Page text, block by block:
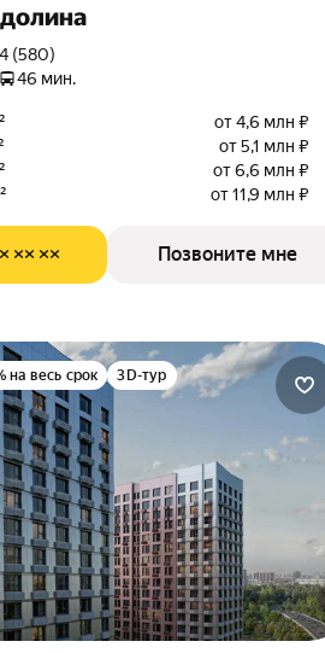
(580)
46 мин.
от 4,6 млн ₽
от 5,1 млн ₽
от 6,6 млн ₽
от 11,9 млн ₽
×× ×× Позвоните мне
на весь срок 3D-тур